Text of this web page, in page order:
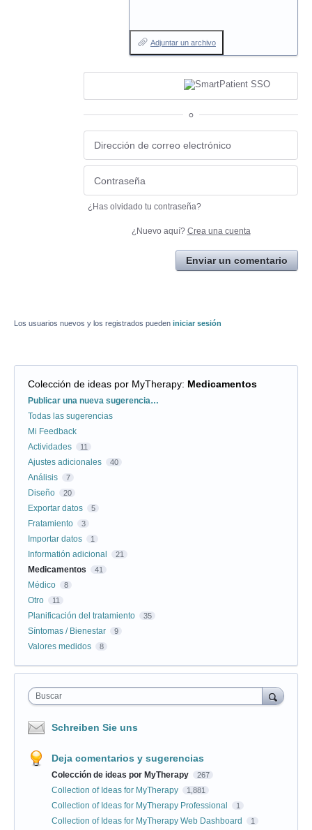
Adjuntar un archivo
o
¿Has olvidado tu contraseña?
¿Nuevo aquí? Crea una cuenta
Enviar un comentario
Los usuarios nuevos y los registrados pueden iniciar sesión
Colección de ideas por MyTherapy: Medicamentos
Categorías
Publicar una nueva sugerencia…
Todas las sugerencias
Mi Feedback
Actividades
11
Ajustes adicionales 40
Análisis 7
Diseño 20
Exportar datos 5
Fratamiento 3
Importar datos 1
Informatión adicional 21
Medicamentos 41
Médico 8
Otro 11
Planificación del tratamiento 35
Síntomas / Bienestar 9
Valores medidos 8
Buscar
Schreiben Sie uns
Deja comentarios y sugerencias
Colección de ideas por MyTherapy 267
Collection of Ideas for MyTherapy 1,881
Collection of Ideas for MyTherapy Professional 1
Collection of Ideas for MyTherapy Web Dashboard 1